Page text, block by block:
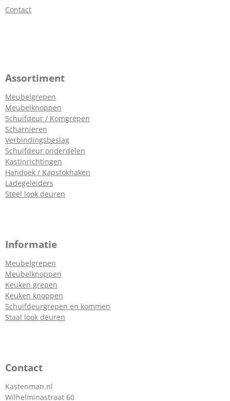
Contact
Assortiment
Meubelgrepen
Meubelknoppen
Schuifdeur / Komgrepen
Scharnieren
Verbindingsbeslag
Schuifdeur onderdelen
Kastinrichtingen
Handoek / Kapstokhaken
Ladegeleiders
Steel look deuren
Informatie
Meubelgrepen
Meubelknoppen
Keuken grepen
Keuken knoppen
Schuifdeurgrepen en kommen
Staal look deuren
Contact
Kastenman.nl
Wilhelminastraat 60